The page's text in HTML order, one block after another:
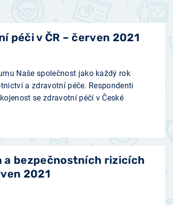
péči v ČR – červen 2021
Naše společnost jako každý rok
a zdravotní péče. Respondenti
se zdravotní péčí v České
a bezpečnostních rizicích
2021